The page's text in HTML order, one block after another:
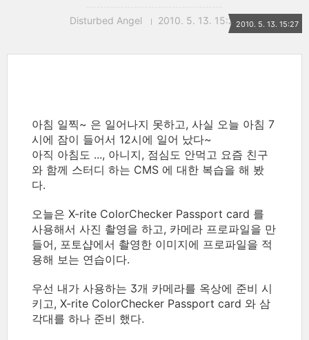
Disturbed Angel 2010. 5. 13. 15:272010. 5. 13. 15:27
아침 일찍~ 은 일어나지 못하고, 사실 오늘 아침 7
시에 잠이 들어서 12시에 일어 났다~
아직 아침도 ..., 아니지, 점심도 안먹고 요즘 친구
와 함께 스터디 하는 CMS 에 대한 복습을 해 봤
다.
오늘은 X-rite ColorChecker Passport card 를
사용해서 사진 촬영을 하고, 카메라 프로파일을 만
들어, 포토샵에서 촬영한 이미지에 프로파일을 적
용해 보는 연습이다.
우선 내가 사용하는 3개 카메라를 옥상에 준비 시
키고, X-rite ColorChecker Passport card 와 삼
각대를 하나 준비 했다.